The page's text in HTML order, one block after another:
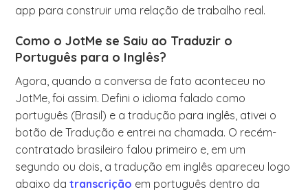
app para construir uma relação de trabalho real.
Como o JotMe se Saiu ao Traduzir o
Português para o Inglês?
Agora, quando a conversa de fato aconteceu no
JotMe, foi assim. Defini o idioma falado como
português (Brasil) e a tradução para inglês, ativei o
botão de Tradução e entrei na chamada. O recém-
contratado brasileiro falou primeiro e, em um
segundo ou dois, a tradução em inglês apareceu logo
abaixo datranscrição em português dentro da